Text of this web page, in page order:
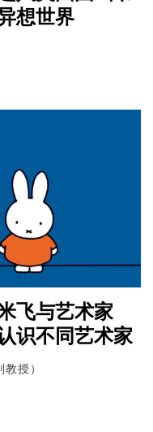
想世界
飞与艺术家
识不同艺术家
授）